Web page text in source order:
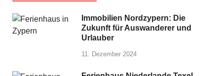
Immobilien Nordzypern: Die
Zukunft für Auswanderer und
Urlauber
11. Dezember 2024